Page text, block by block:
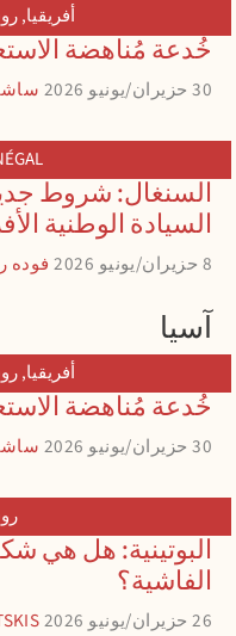
أفريقيا,
خُدعة مُناهضة
30 حزيران/يونيو 2026
السنغال: شروط
السيادة الوطنية
8 حزيران/يونيو 2026 فوده
آسيا
أفريقيا,
خُدعة مُناهضة
30 حزيران/يونيو 2026
البوتينية: هل هي
الفاشية؟
26 حزيران/يونيو 2026